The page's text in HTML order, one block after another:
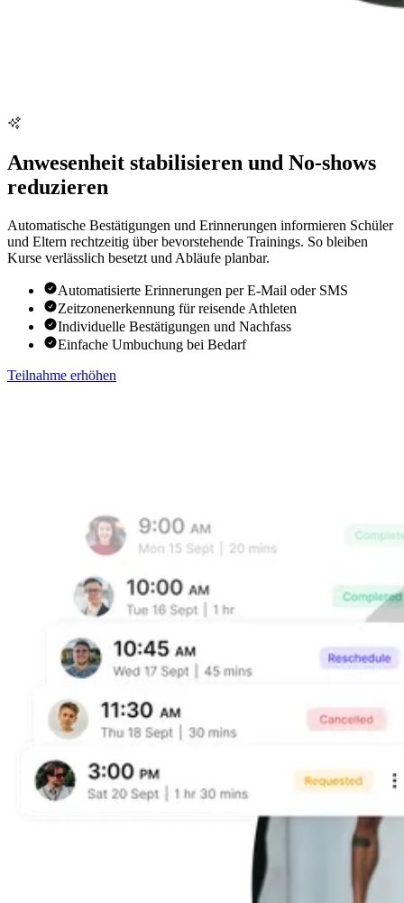
Anwesenheit stabilisieren und No-shows
reduzieren
Automatische Bestätigungen und Erinnerungen informieren Schüler
und Eltern rechtzeitig über bevorstehende Trainings. So bleiben
Kurse verlässlich besetzt und Abläufe planbar.
Automatisierte Erinnerungen per E-Mail oder SMS
Zeitzonenerkennung für reisende Athleten
Individuelle Bestätigungen und Nachfass
Einfache Umbuchung bei Bedarf
Teilnahme erhöhen